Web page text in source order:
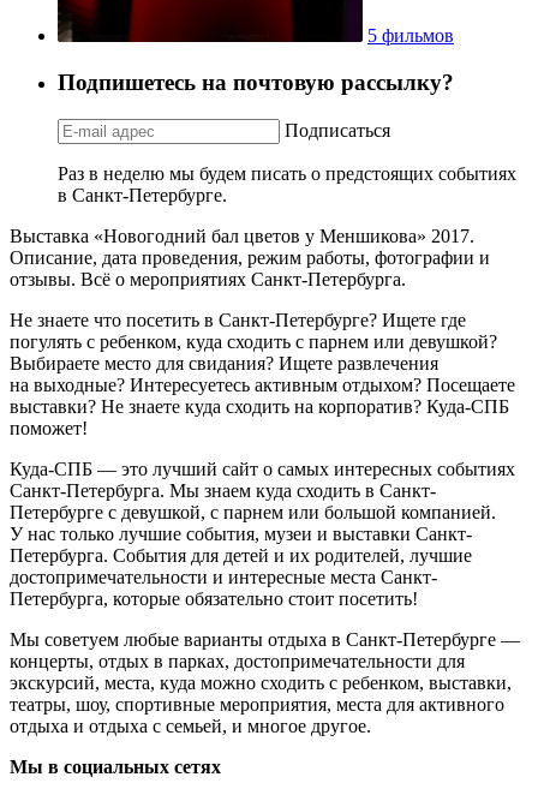
5 фильмов
Подпишетесь на почтовую рассылку?
Подписаться
Раз в неделю мы будем писать о предстоящих событиях
в Санкт-Петербурге.
Выставка «Новогодний бал цветов у Меншикова» 2017.
Описание, дата проведения, режим работы, фотографии и
отзывы. Всё о мероприятиях Санкт-Петербурга.
Не знаете что посетить в Санкт-Петербурге? Ищете где
погулять с ребенком, куда сходить с парнем или девушкой?
Выбираете место для свидания? Ищете развлечения
на выходные? Интересуетесь активным отдыхом? Посещаете
выставки? Не знаете куда сходить на корпоратив? Куда-СПБ
поможет!
Куда-СПБ — это лучший сайт о самых интересных событиях
Санкт-Петербурга. Мы знаем куда сходить в Санкт-
Петербурге с девушкой, с парнем или большой компанией.
У нас только лучшие события, музеи и выставки Санкт-
Петербурга. События для детей и их родителей, лучшие
достопримечательности и интересные места Санкт-
Петербурга, которые обязательно стоит посетить!
Мы советуем любые варианты отдыха в Санкт-Петербурге —
концерты, отдых в парках, достопримечательности для
экскурсий, места, куда можно сходить с ребенком, выставки,
театры, шоу, спортивные мероприятия, места для активного
отдыха и отдыха с семьей, и многое другое.
Мы в социальных сетях